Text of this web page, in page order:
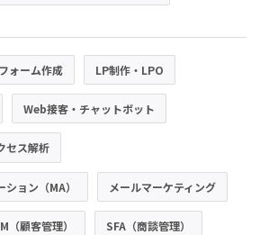
フォーム作成 LP制作・LPO
Web接客・チャットボット
セス解析
ョン（MA） メールマーケティング
（顧客管理） SFA（商談管理）